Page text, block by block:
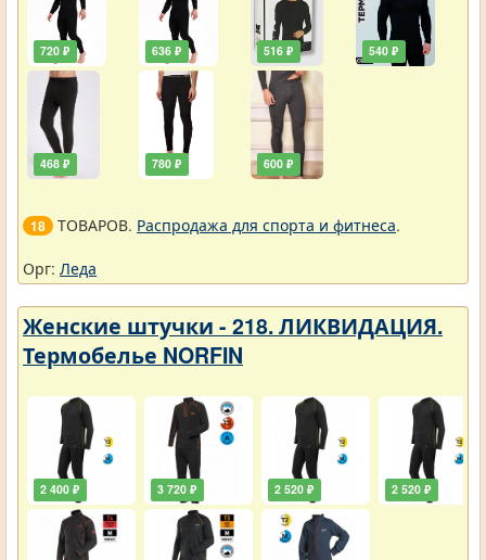
720 ₽
468 ₽
636 ₽
780 ₽
516 ₽
600 ₽
540 ₽
18 ТОВАРОВ. Распродажа для спорта и фитнеса.
Орг: Леда
Женские штучки - 218. ЛИКВИДАЦИЯ.
Термобелье NORFIN
2 400 ₽ 3 720 ₽ 2 520 ₽ 2 520 ₽